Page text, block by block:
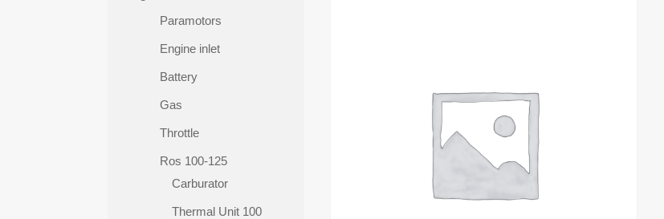
Paramotors
Engine inlet
Battery
Gas
Throttle
Ros 100-125
Carburator
Thermal Unit 100